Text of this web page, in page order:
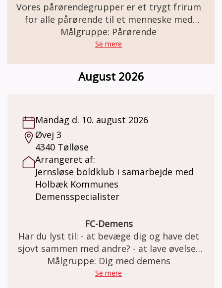
Vores pårørendegrupper er et trygt frirum
for alle pårørende til et menneske med
demens. Her er der plads til både de gode
og de svære samtaler. Gruppen mødes en
gruppeleder, der er frivillig, men som har
dig her:
https://www.alzheimer.dk/aktiviteter/
trivsel/paaroerende/paaroerendegruppe/
Målgruppe: Pårørende
Se mere
August 2026
Mandag d. 10. august 2026
Øvej 3
4340 Tølløse
Arrangeret af:
Jernsløse boldklub i samarbejde med
Holbæk Kommunes
Demensspecialister
FC-Demens
Har du lyst til: - at bevæge dig og have det
sjovt sammen med andre? - at lave øvelser
med og uden bold i et trygt fællesskab? Så
er FC Demens i Jernløse BK lige noget for
Målgruppe: Dig med demens
Se mere